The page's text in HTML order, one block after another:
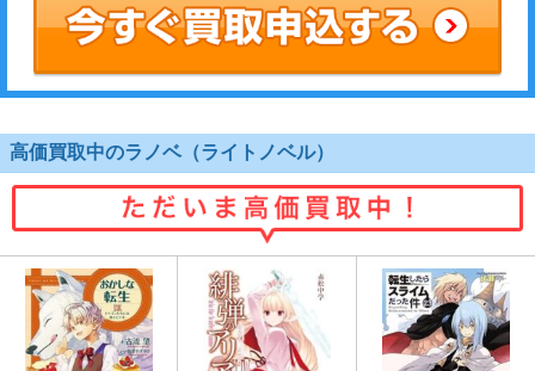
高価買取中のラノベ（ライトノベル）